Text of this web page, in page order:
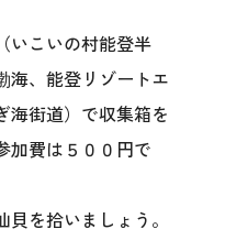
いこいの村能登半
海、能登リゾートエ
海街道）で収集箱を
加費は５００円で
を拾いましょう。